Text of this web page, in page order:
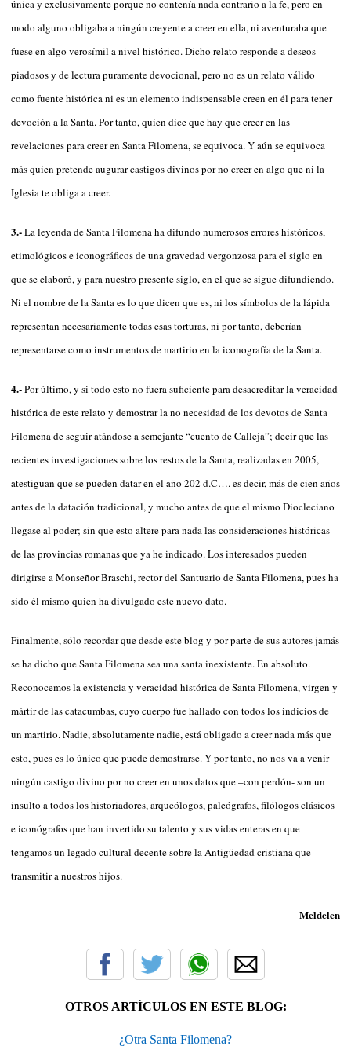
única y exclusivamente porque no contenía nada contrario a la fe, pero en
modo alguno obligaba a ningún creyente a creer en ella, ni aventuraba que
fuese en algo verosímil a nivel histórico. Dicho relato responde a deseos
piadosos y de lectura puramente devocional, pero no es un relato válido
como fuente histórica ni es un elemento indispensable creen en él para tener
devoción a la Santa. Por tanto, quien dice que hay que creer en las
revelaciones para creer en Santa Filomena, se equivoca. Y aún se equivoca
más quien pretende augurar castigos divinos por no creer en algo que ni la
Iglesia te obliga a creer.
3.-La leyenda de Santa Filomena ha difundo numerosos errores históricos,
etimológicos e iconográficos de una gravedad vergonzosa para el siglo en
que se elaboró, y para nuestro presente siglo, en el que se sigue difundiendo.
Ni el nombre de la Santa es lo que dicen que es, ni los símbolos de la lápida
representan necesariamente todas esas torturas, ni por tanto, deberían
representarse como instrumentos de martirio en la iconografía de la Santa.
4.-Por último, y si todo esto no fuera suficiente para desacreditar la veracidad
histórica de este relato y demostrar la no necesidad de los devotos de Santa
Filomena de seguir atándose a semejante “cuento de Calleja”; decir que las
recientes investigaciones sobre los restos de la Santa, realizadas en 2005,
atestiguan que se pueden datar en el año 202 d.C…. es decir, más de cien años
antes de la datación tradicional, y mucho antes de que el mismo Diocleciano
llegase al poder; sin que esto altere para nada las consideraciones históricas
de las provincias romanas que ya he indicado. Los interesados pueden
dirigirse a Monseñor Braschi, rector del Santuario de Santa Filomena, pues ha
sido él mismo quien ha divulgado este nuevo dato.
Finalmente, sólo recordar que desde este blog y por parte de sus autores jamás
se ha dicho que Santa Filomena sea una santa inexistente. En absoluto.
Reconocemos la existencia y veracidad histórica de Santa Filomena, virgen y
mártir de las catacumbas, cuyo cuerpo fue hallado con todos los indicios de
un martirio. Nadie, absolutamente nadie, está obligado a creer nada más que
esto, pues es lo único que puede demostrarse. Y por tanto, no nos va a venir
ningún castigo divino por no creer en unos datos que –con perdón- son un
insulto a todos los historiadores, arqueólogos, paleógrafos, filólogos clásicos
e iconógrafos que han invertido su talento y sus vidas enteras en que
tengamos un legado cultural decente sobre la Antigüedad cristiana que
transmitir a nuestros hijos.
Meldelen
OTROS ARTÍCULOS EN ESTE BLOG:
¿Otra Santa Filomena?